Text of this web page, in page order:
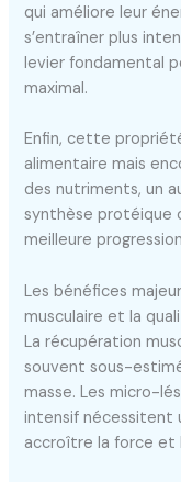
qui améliore leur
s’entraîner plus
levier fondamental
maximal.
Enfin, cette
alimentaire mais
des nutriments, un
synthèse protéique
meilleure
Les bénéfices
musculaire et la
La récupération
souvent sous-
masse. Les micro-
intensif nécessitent
accroître la force et